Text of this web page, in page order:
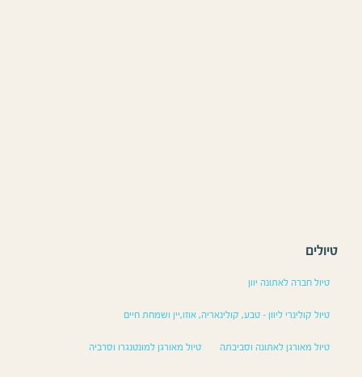
טיולים
טיול חברה לאתונה יוון
טיול קולינרי ליוון – טבע, קולינאריה, אוזו,יין ושמחת חיים
טיול מאורגן לאתונה וסביבתה טיול מאורגן למונטנגרו וסרביה